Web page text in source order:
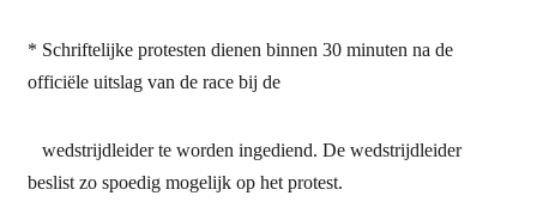
* Schriftelijke protesten dienen binnen 30 minuten na de
officiële uitslag van de race bij de
wedstrijdleider te worden ingediend. De wedstrijdleider
beslist zo spoedig mogelijk op het protest.